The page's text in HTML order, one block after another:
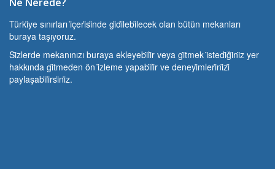
Türki̇ye sınırları i̇çeri̇si̇nde gi̇di̇lebi̇lecek olan bütün mekanları
buraya taşıyoruz.
Si̇zlerde mekanınızı buraya ekleyebi̇li̇r veya gi̇tmek i̇stedi̇ği̇ni̇z yer
hakkında gi̇tmeden ön i̇zleme yapabi̇li̇r ve deneyi̇mleri̇ni̇zi̇
paylaşabi̇li̇rsi̇ni̇z.